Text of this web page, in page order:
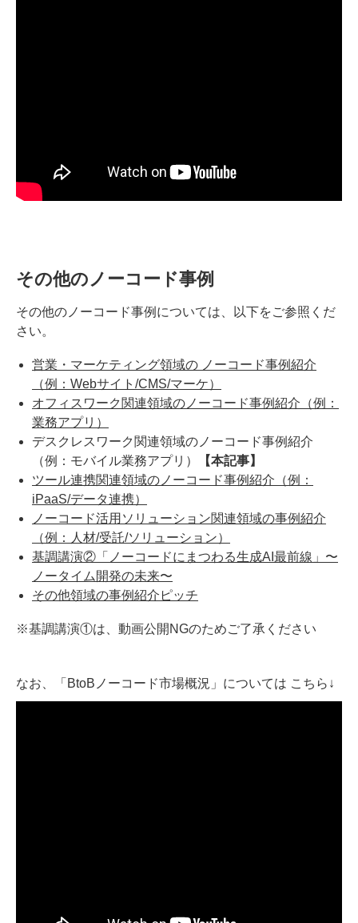
その他のノーコード事例
その他のノーコード事例については、以下をご参照くだ
さい。
営業・マーケティング領域の ノーコード事例紹介
（例：Webサイト/CMS/マーケ）
オフィスワーク関連領域のノーコード事例紹介（例：
業務アプリ）
デスクレスワーク関連領域のノーコード事例紹介
（例：モバイル業務アプリ）
【本記事】
ツール連携関連領域のノーコード事例紹介（例：
iPaaS/データ連携）
ノーコード活用ソリューション関連領域の事例紹介
（例：人材/受託/ソリューション）
基調講演②「ノーコードにまつわる生成AI最前線」〜
ノータイム開発の未来〜
その他領域の事例紹介ピッチ
※基調講演①は、動画公開NGのためご了承ください
なお、「BtoBノーコード市場概況」については こちら↓